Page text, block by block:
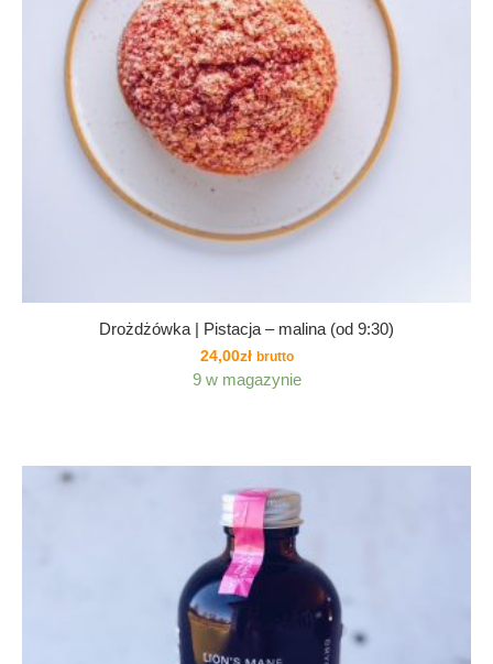
Drożdżówka | Pistacja – malina (od 9:30)
24,00zł brutto
9 w magazynie